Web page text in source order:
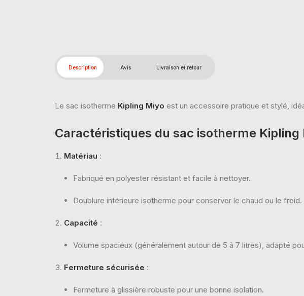
Description Avis Livraison et retour
Le sac isotherme Kipling Miyo est un accessoire pratique et stylé,
Caractéristiques du sac isotherme Kipling
Matériau :
Fabriqué en polyester résistant et facile à nettoyer.
Doublure intérieure isotherme pour conserver le chaud ou le froid.
Capacité :
Volume spacieux (généralement autour de 5 à 7 litres), adapté
Fermeture sécurisée :
Fermeture à glissière robuste pour une bonne isolation.